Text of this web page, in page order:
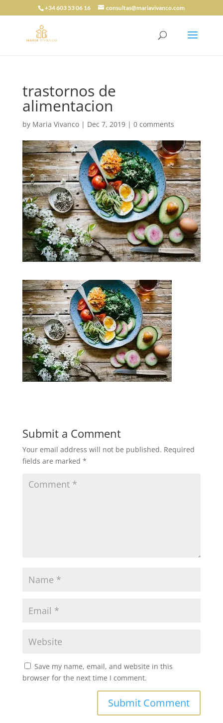
+34 603 53 06 16 consultas@mariavivanco.com
trastornos de
alimentacion
by Maria Vivanco| Dec 7, 2019| 0 comments
Submit a Comment
Your email address will not be published. Required
fields are marked *
Save my name, email, and website in this
browser for the next time I comment.